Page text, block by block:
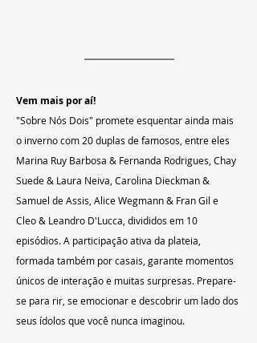
Vem mais por aí!
"Sobre Nós Dois" promete esquentar ainda mais
o inverno com 20 duplas de famosos, entre eles
Marina Ruy Barbosa & Fernanda Rodrigues, Chay
Suede & Laura Neiva, Carolina Dieckman &
Samuel de Assis, Alice Wegmann & Fran Gil e
Cleo & Leandro D'Lucca, divididos em 10
episódios. A participação ativa da plateia,
formada também por casais, garante momentos
únicos de interação e muitas surpresas. Prepare-
se para rir, se emocionar e descobrir um lado dos
seus ídolos que você nunca imaginou.